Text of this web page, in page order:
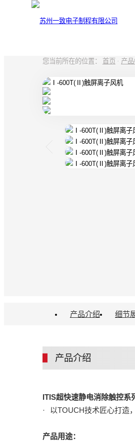
您当前所在的位置： 首页 · 产
产品介绍 细节
产品介绍
ITIS超快速静电消除触控系
以TOUCH技术匠心打造
产品用途：